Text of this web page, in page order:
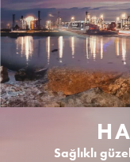
Sağlıklı